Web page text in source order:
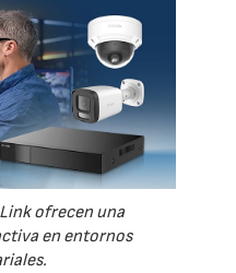
ofrecen una
en entornos